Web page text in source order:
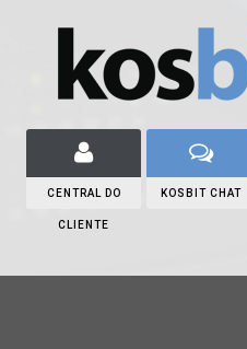
CENTRAL DO
CLIENTE
KOSBIT CHAT